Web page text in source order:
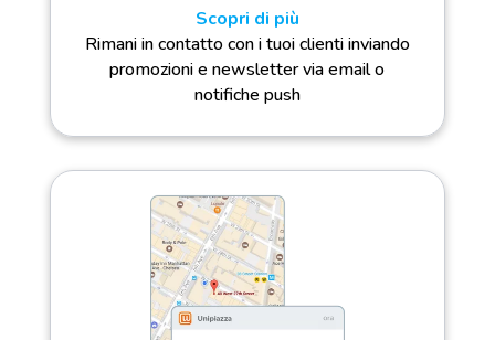
Scopri di più
Rimani in contatto con i tuoi clienti inviando
promozioni e newsletter via email o
notifiche push